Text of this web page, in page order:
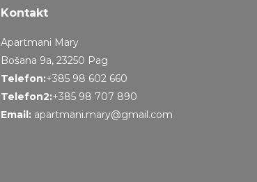
Kontakt
Apartmani Mary
Bošana 9a, 23250 Pag
Telefon:+385 98 602 660
Telefon2:+385 98 707 890
Email: apartmani.mary@gmail.com